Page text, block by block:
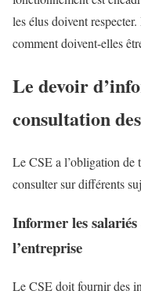
les élus doivent
comment doivent-elles
Le devoir
consultation
Le CSE a l’obligation de
consulter sur différents
Informer les
l’entreprise
Le CSE doit fournir des